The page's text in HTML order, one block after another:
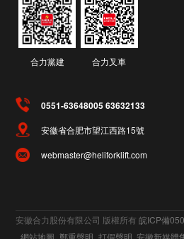
合力黨建 合力叉車
0551-63648005 63632133
安徽省合肥市望江西路15號
webmaster@heliforklift.com
安徽合力股份有限公司 版權所有皖ICP備
網站地圖 鄭重聲明 打假聲明 安徽新媒體